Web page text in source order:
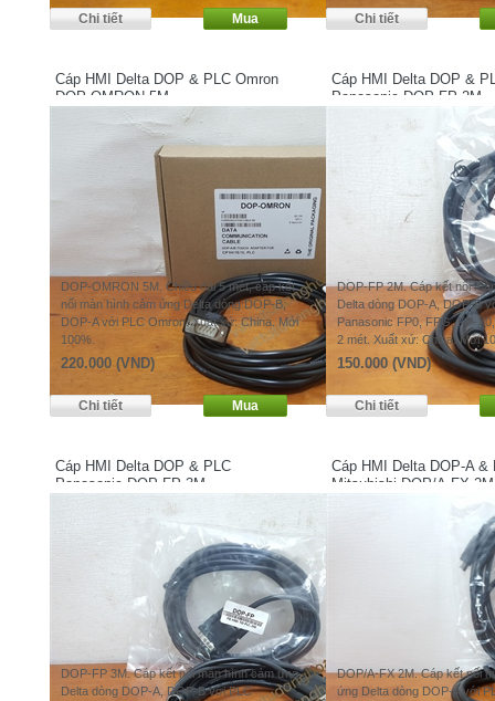
Cáp HMI Delta DOP & PLC Omron
DOP-OMRON 5M
DOP-OMRON 5M. Chiều dài 5 mét, cáp kết
nối màn hình cảm ứng Delta dòng DOP-B,
DOP-A với PLC Omron. Xuất xứ: China. Mới
100%.
220.000 (VND)
Cáp HMI Delta DOP &
Panasonic DOP-FP 2M
DOP-FP 2M. Cáp kết nối
Delta dòng DOP-A, DOP-B
Panasonic FP0, FPG, FP-
2 mét. Xuất xứ: China. Mới
150.000 (VND)
Cáp HMI Delta DOP & PLC
Panasonic DOP-FP 3M
DOP-FP 3M. Cáp kết nối màn hình cảm ứng
Delta dòng DOP-A, DOP-B với PLC
Cáp HMI Delta DOP-A &
Mitsubishi DOP/A-FX 2M
DOP/A-FX 2M. Cáp kết nối
ứng Delta dòng DOP-A với